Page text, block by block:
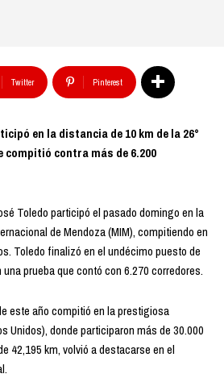
Twitter Pinterest
en la distancia de 10 km de la 26°
compitió contra más de 6.200
Toledo participó el pasado domingo en la
de Mendoza (MIM), compitiendo en
Toledo finalizó en el undécimo puesto de
prueba que contó con 6.270 corredores.
este año compitió en la prestigiosa
Unidos), donde participaron más de 30.000
42,195 km, volvió a destacarse en el